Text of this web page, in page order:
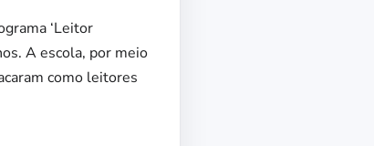
‘Leitor
A escola, por meio
como leitores